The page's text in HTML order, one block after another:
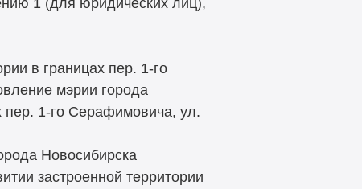
1 (для юридических лиц),
в границах пер. 1-го
мэрии города
пер. 1-го Серафимовича, ул.
Новосибирска
застроенной территории